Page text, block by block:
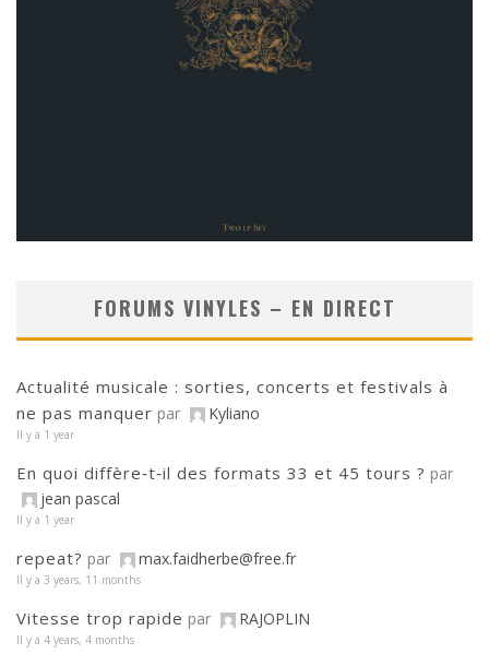
FORUMS VINYLES – EN DIRECT
Actualité musicale : sorties, concerts et festivals à
ne pas manquer par Kyliano
Il y a 1 year
En quoi diffère‑t‑il des formats 33 et 45 tours ? par
jean pascal
Il y a 1 year
repeat? par max.faidherbe@free.fr
Il y a 3 years, 11 months
Vitesse trop rapide par RAJOPLIN
Il y a 4 years, 4 months